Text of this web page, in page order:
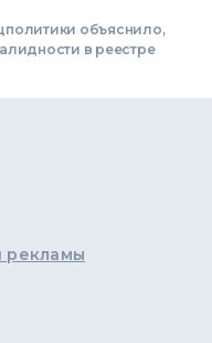
объяснило,
в реестре
рекламы